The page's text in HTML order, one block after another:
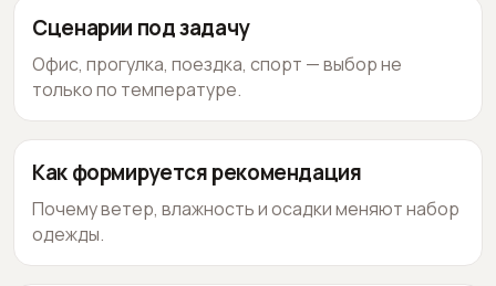
Сценарии под задачу
Офис, прогулка, поездка, спорт — выбор не
только по температуре.
Как формируется рекомендация
Почему ветер, влажность и осадки меняют набор
одежды.